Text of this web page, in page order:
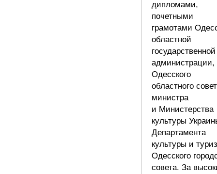
дипломами,
почетными
грамотами
областной
государственной
администрации,
Одесского
областного
министра
и Министерства
культуры
Департамента
культуры и
Одесского
совета. За